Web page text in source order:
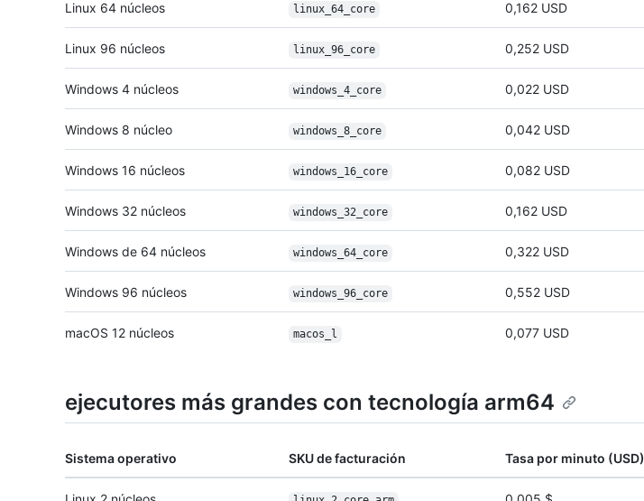
Linux 64 núcleos linux_64_core 0,162 USD
Linux 96 núcleos linux_96_core 0,252 USD
Windows 4 núcleos windows_4_core 0,022 USD
Windows 8 núcleo windows_8_core 0,042 USD
Windows 16 núcleos windows_16_core 0,082 USD
Windows 32 núcleos windows_32_core 0,162 USD
Windows de 64 núcleos windows_64_core 0,322 USD
Windows 96 núcleos windows_96_core 0,552 USD
macOS 12 núcleos macos_l 0,077 USD
ejecutores más grandes con tecnología arm64
Sistema operativo SKU de facturación Tasa por minuto (USD)